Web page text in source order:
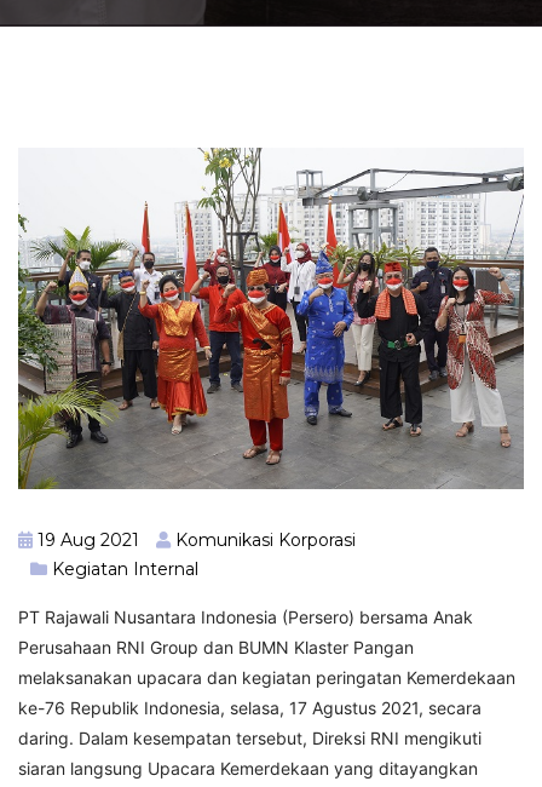
19 Aug 2021
Komunikasi Korporasi
Kegiatan Internal
PT Rajawali Nusantara Indonesia (Persero) bersama Anak
Perusahaan RNI Group dan BUMN Klaster Pangan
melaksanakan upacara dan kegiatan peringatan Kemerdekaan
ke-76 Republik Indonesia, selasa, 17 Agustus 2021, secara
daring. Dalam kesempatan tersebut, Direksi RNI mengikuti
siaran langsung Upacara Kemerdekaan yang ditayangkan